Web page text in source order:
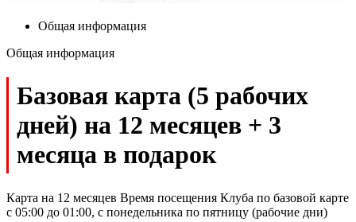
Общая информация
Общая информация
Базовая карта (5 рабочих
дней) на 12 месяцев + 3
месяца в подарок
Карта на 12 месяцев Время посещения Клуба по базовой карте
с 05:00 до 01:00, с понедельника по пятницу (рабочие дни)